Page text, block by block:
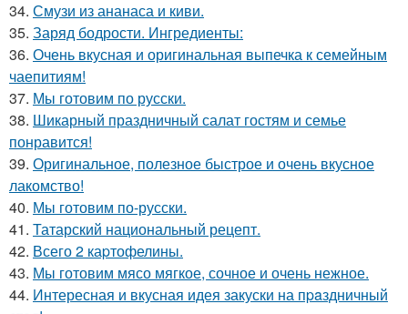
34. Смузи из ананаса и киви.
35. Заряд бодрости. Ингредиенты:
36. Очень вкусная и оригинальная выпечка к семейным
чаепитиям!
37. Мы готовим по русски.
38. Шикарный праздничный салат гостям и семье
понравится!
39. Оригинальное, полезное быстрое и очень вкусное
лакомство!
40. Мы готовим по-русски.
41. Татарский национальный рецепт.
42. Всего 2 каpтофелины.
43. Мы готовим мясо мягкое, сочное и очень нежное.
44. Интересная и вкусная идея закуски на пpaздничный